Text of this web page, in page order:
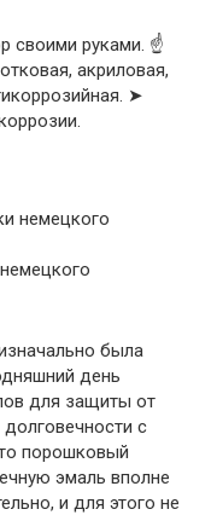
своими руками. ☝
акриловая,
➤
была
день
для защиты от
с
порошковый
эмаль вполне
и для этого не